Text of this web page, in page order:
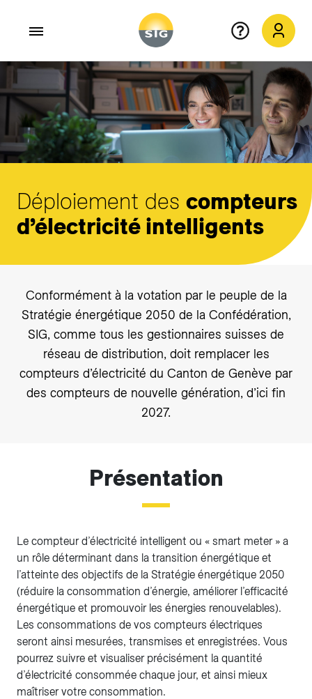
Aller au contenu principal
Déploiement des compteurs
d’électricité intelligents
Conformément à la votation par le peuple de la
Stratégie énergétique 2050 de la Confédération,
SIG, comme tous les gestionnaires suisses de
réseau de distribution, doit remplacer les
compteurs d’électricité du Canton de Genève par
des compteurs de nouvelle génération, d’ici fin
2027.
Présentation
Le compteur d’électricité intelligent ou « smart meter » a
un rôle déterminant dans la transition énergétique et
l’atteinte des objectifs de la Stratégie énergétique 2050
(réduire la consommation d’énergie, améliorer l’efficacité
énergétique et promouvoir les énergies renouvelables).
Les consommations de vos compteurs électriques
seront ainsi mesurées, transmises et enregistrées. Vous
pourrez suivre et visualiser précisément la quantité
d’électricité consommée chaque jour, et ainsi mieux
maîtriser votre consommation.